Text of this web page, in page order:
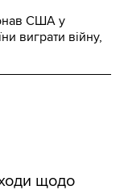
США у
виграти війну,
щодо